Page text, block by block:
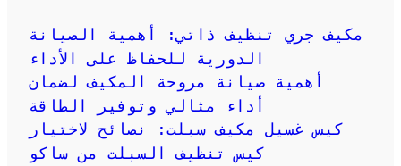
مكيف جري تنظيف ذاتي: أهمية الصيانة
الدورية للحفاظ على الأداء
أهمية صيانة مروحة المكيف لضمان
أداء مثالي وتوفير الطاقة
كيس غسيل مكيف سبلت: نصائح لاختيار
كيس تنظيف السبلت من ساكو